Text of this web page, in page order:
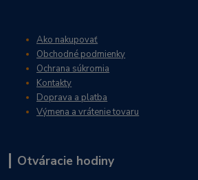
Ako nakupovať
Obchodné podmienky
Ochrana súkromia
Kontakty
Doprava a platba
Výmena a vrátenie tovaru
Otváracie hodiny